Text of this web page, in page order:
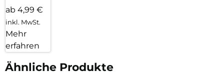
ab 4,99 €
inkl. MwSt.
Mehr
erfahren
Ähnliche Produkte